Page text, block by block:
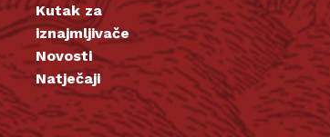
Kutak za
iznajmljivače
Novosti
Natječaji